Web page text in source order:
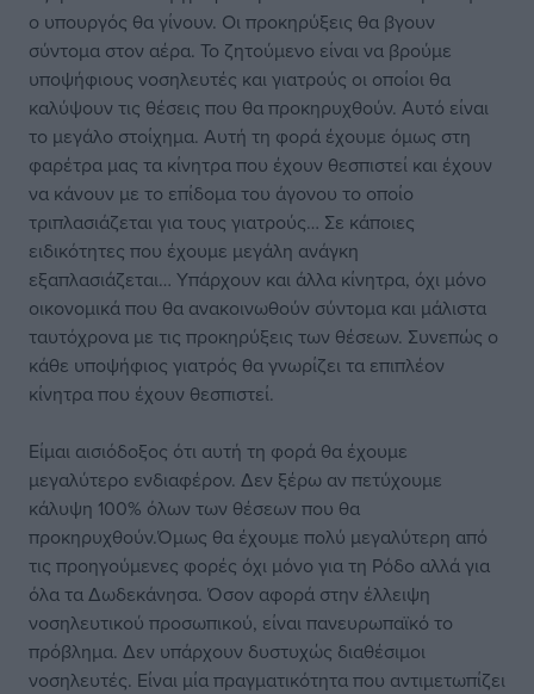
ο υπουργός θα γίνουν. Οι προκηρύξεις θα βγουν
σύντομα στον αέρα. Το ζητούμενο είναι να βρούμε
υποψήφιους νοσηλευτές και γιατρούς οι οποίοι θα
καλύψουν τις θέσεις που θα προκηρυχθούν. Αυτό είναι
το μεγάλο στοίχημα. Αυτή τη φορά έχουμε όμως στη
φαρέτρα μας τα κίνητρα που έχουν θεσπιστεί και έχουν
να κάνουν με το επίδομα του άγονου το οποίο
τριπλασιάζεται για τους γιατρούς… Σε κάποιες
ειδικότητες που έχουμε μεγάλη ανάγκη
εξαπλασιάζεται… Υπάρχουν και άλλα κίνητρα, όχι μόνο
οικονομικά που θα ανακοινωθούν σύντομα και μάλιστα
ταυτόχρονα με τις προκηρύξεις των θέσεων. Συνεπώς ο
κάθε υποψήφιος γιατρός θα γνωρίζει τα επιπλέον
κίνητρα που έχουν θεσπιστεί.
Είμαι αισιόδοξος ότι αυτή τη φορά θα έχουμε
μεγαλύτερο ενδιαφέρον. Δεν ξέρω αν πετύχουμε
κάλυψη 100% όλων των θέσεων που θα
προκηρυχθούν.Όμως θα έχουμε πολύ μεγαλύτερη από
τις προηγούμενες φορές όχι μόνο για τη Ρόδο αλλά για
όλα τα Δωδεκάνησα. Όσον αφορά στην έλλειψη
νοσηλευτικού προσωπικού, είναι πανευρωπαϊκό το
πρόβλημα. Δεν υπάρχουν δυστυχώς διαθέσιμοι
νοσηλευτές. Είναι μία πραγματικότητα που αντιμετωπίζει